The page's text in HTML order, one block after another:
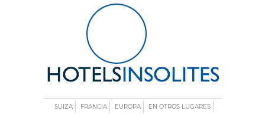
SUIZA FRANCIA EUROPA
EN OTROS LUGARES